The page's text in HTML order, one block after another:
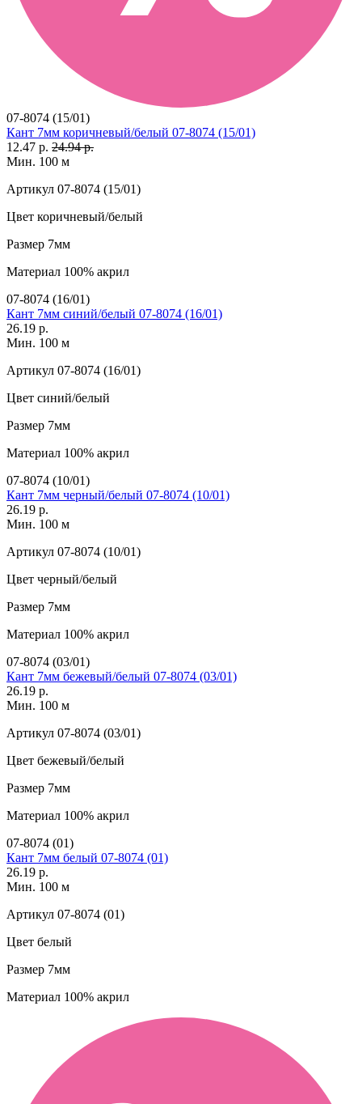
07-8074 (15/01)
Кант 7мм коричневый/белый 07-8074 (15/01)
12.47 р. 24.94 р.
Мин. 100 м
Артикул 07-8074 (15/01)
Цвет коричневый/белый
Размер 7мм
Материал 100% акрил
07-8074 (16/01)
Кант 7мм синий/белый 07-8074 (16/01)
26.19 р.
Мин. 100 м
Артикул 07-8074 (16/01)
Цвет синий/белый
Размер 7мм
Материал 100% акрил
07-8074 (10/01)
Кант 7мм черный/белый 07-8074 (10/01)
26.19 р.
Мин. 100 м
Артикул 07-8074 (10/01)
Цвет черный/белый
Размер 7мм
Материал 100% акрил
07-8074 (03/01)
Кант 7мм бежевый/белый 07-8074 (03/01)
26.19 р.
Мин. 100 м
Артикул 07-8074 (03/01)
Цвет бежевый/белый
Размер 7мм
Материал 100% акрил
07-8074 (01)
Кант 7мм белый 07-8074 (01)
26.19 р.
Мин. 100 м
Артикул 07-8074 (01)
Цвет белый
Размер 7мм
Материал 100% акрил